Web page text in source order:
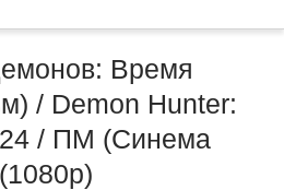
Время
/ Demon Hunter:
/ ПМ (Синема